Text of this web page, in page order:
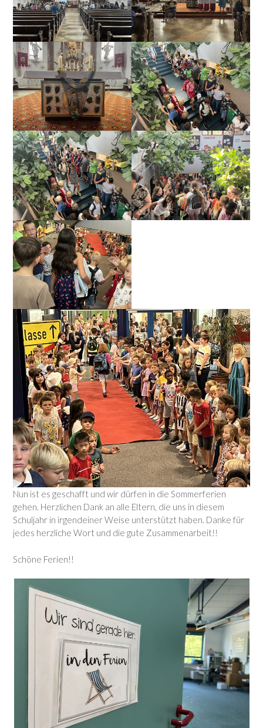
Nun ist es geschafft und wir dürfen in die Sommerferien
gehen. Herzlichen Dank an alle Eltern, die uns in diesem
Schuljahr in irgendeiner Weise unterstützt haben. Danke für
jedes herzliche Wort und die gute Zusammenarbeit!!
Schöne Ferien!!